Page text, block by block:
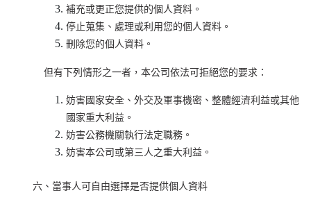
補充或更正您提供的個人資料。
停止蒐集、處理或利用您的個人資料。
刪除您的個人資料。
但有下列情形之一者，本公司依法可拒絕您的要求：
妨害國家安全、外交及軍事機密、整體經濟利益或其他
國家重大利益。
妨害公務機關執行法定職務。
妨害本公司或第三人之重大利益。
六、當事人可自由選擇是否提供個人資料